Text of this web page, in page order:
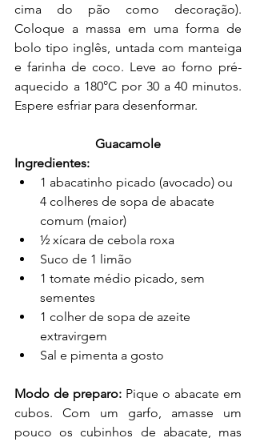
cima do pão como decoração).
Coloque a massa em uma forma de
bolo tipo inglês, untada com manteiga
e farinha de coco. Leve ao forno pré-
aquecido a 180°C por 30 a 40 minutos.
Espere esfriar para desenformar.
Guacamole
Ingredientes:
1 abacatinho picado (avocado) ou
4 colheres de sopa de abacate
comum (maior)
½ xícara de cebola roxa
Suco de 1 limão
1 tomate médio picado, sem
sementes
1 colher de sopa de azeite
extravirgem
Sal e pimenta a gosto
Modo de preparo: Pique o abacate em
cubos. Com um garfo, amasse um
pouco os cubinhos de abacate, mas